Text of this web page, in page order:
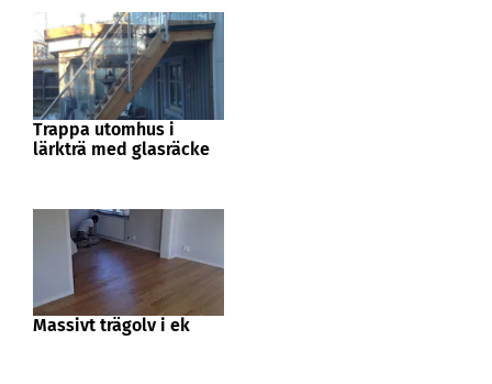
Trappa utomhus i
lärkträ med glasräcke
Massivt trägolv i ek